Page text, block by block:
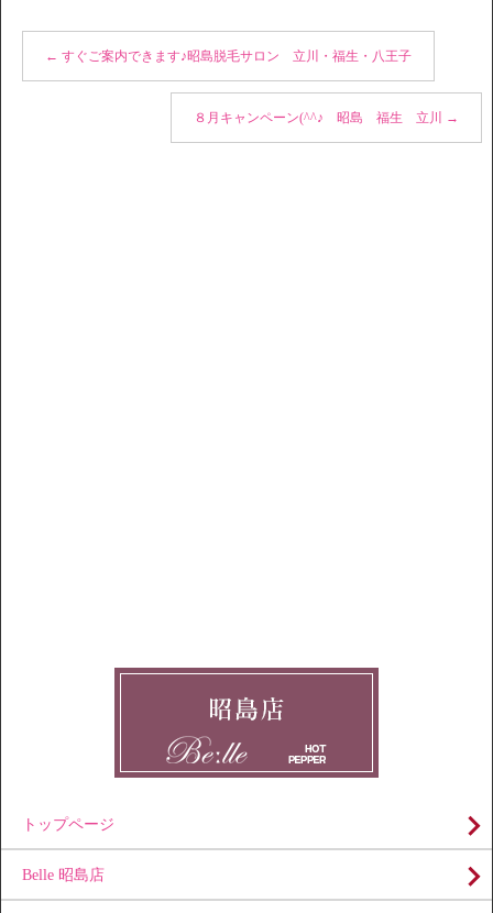
← すぐご案内できます♪昭島脱毛サロン 立川・福生・八王子
８月キャンペーン(^^♪ 昭島 福生 立川 →
トップページ
Belle 昭島店